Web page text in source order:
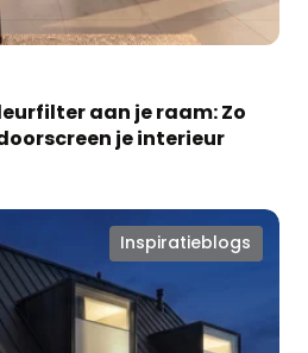
aan je raam: Zo
je interieur
Inspiratieblogs